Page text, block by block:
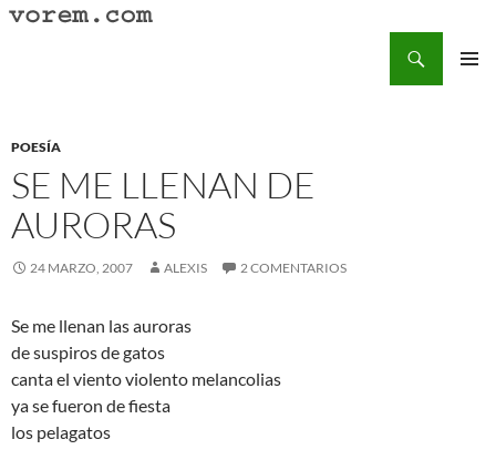
Saltar
POESÍA
SE ME LLENAN DE
AURORAS
24 MARZO, 2007 ALEXIS 2 COMENTARIOS
Se me llenan las auroras
de suspiros de gatos
canta el viento violento melancolias
ya se fueron de fiesta
los pelagatos